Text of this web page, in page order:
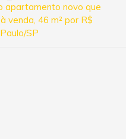
apartamento novo que
venda, 46 m² por R$
SP